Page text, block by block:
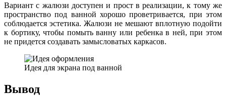
Вариант с жалюзи доступен и прост в реализации, к тому же
пространство под ванной хорошо проветривается, при этом
соблюдается эстетика. Жалюзи не мешают вплотную подойти
к бортику, чтобы помыть ванну или ребенка в ней, при этом
не придется создавать замысловатых каркасов.
Идея для экрана под ванной
Вывод